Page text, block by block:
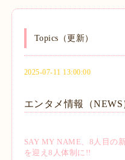
Topics（更新）
2025-07-11 13:00:00
エンタメ情報（NEWS
SAY MY NAME、8人目の
を迎え8人体制に!!